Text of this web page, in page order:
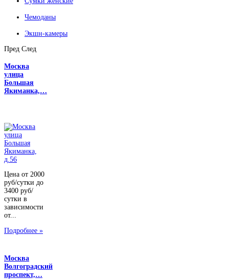
Чемоданы
Экшн-камеры
Пред След
Москва
улица
Большая
Якиманка,…
Цена от 2000
руб/сутки до
3400 руб/
сутки в
зависимости
от...
Подробнее »
Москва
Волгоградский
проспект,…